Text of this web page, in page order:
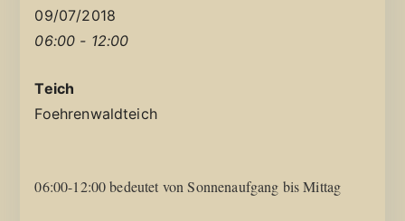
09/07/2018
06:00 - 12:00
Teich
Foehrenwaldteich
06:00-12:00 bedeutet von Sonnenaufgang bis Mittag